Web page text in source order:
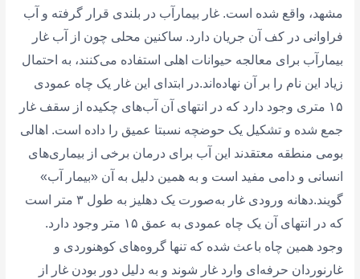
مشهد، واقع شده است. غار بیمارآب در بلندی قرار گرفته و آب
فراوانی در کف آن جریان دارد. ساکنین محلی چون از آب غار
بیمارآب برای معالجه حیوانات اهلی استفاده می‌کنند، به احتمال
زیاد این نام را بر آن نهاده‌اند.در ابتدای این غار یک چاه عمودی
۱۵ متری وجود دارد که در انتهای آن آب‌های چکیده از سقف غار
جمع شده و تشکیل یک حوضچه نسبتا عمیق را داده است. اهالی
بومی منطقه معتقدند این آب برای درمان برخی از بیماری‌های
انسانی و دامی مفید است و به همین دلیل به آن «بیمار آب»
گویند.دهانه ورودی غار به‌صورت یک دهلیز به طول ۳ متر است
که در انتهای آن یک چاه عمودی به عمق ۱۵ متر وجود دارد.
وجود همین چاه باعث شده که تنها گروه‌های کوهنوردی و
غارنوردان حرفه‌ای وارد غار شوند و به دلیل دور بودن غار از